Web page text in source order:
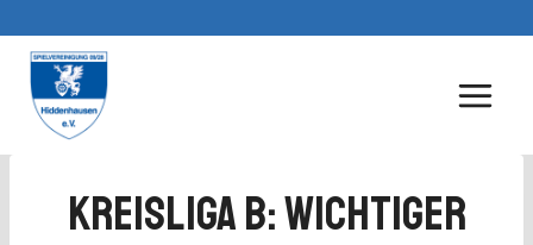
Inhalt
springen
Kreisliga B: Wichtiger